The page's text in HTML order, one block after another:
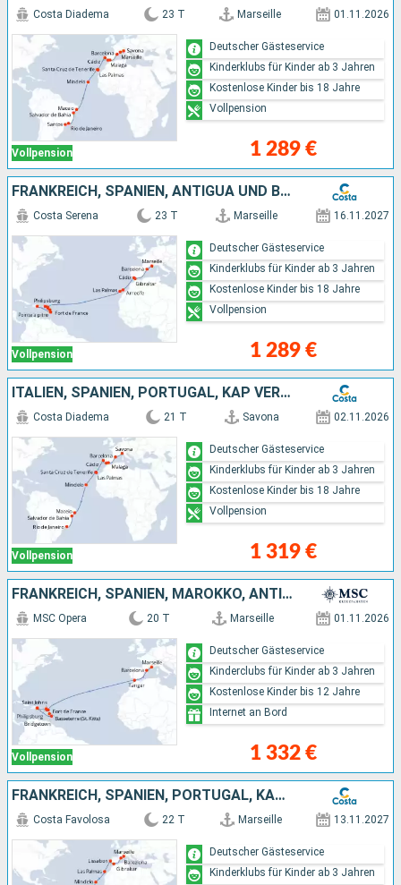
Vollpension
Costa Diadema 23 T Marseille 01.11.2026
1 289 €
Deutscher Gästeservice
Kinderklubs für Kinder ab 3 Jahren
Kostenlose Kinder bis 18 Jahre
Vollpension
FRANKREICH, SPANIEN, ANTIGUA UND BARBUDA, DOMINIKANISCHE REPUBLIK
Vollpension
Costa Serena 23 T Marseille 16.11.2027
1 289 €
Deutscher Gästeservice
Kinderklubs für Kinder ab 3 Jahren
Kostenlose Kinder bis 18 Jahre
Vollpension
ITALIEN, SPANIEN, PORTUGAL, KAP VERDE, BRASILIEN
Vollpension
Costa Diadema 21 T Savona 02.11.2026
1 319 €
Deutscher Gästeservice
Kinderklubs für Kinder ab 3 Jahren
Kostenlose Kinder bis 18 Jahre
Vollpension
FRANKREICH, SPANIEN, MAROKKO, ANTIGUA UND BARBUDA, DOMINIKANISCHE REPUBLIK, BARBADOS
Vollpension
MSC Opera 20 T Marseille 01.11.2026
1 332 €
Deutscher Gästeservice
Kinderclubs für Kinder ab 3 Jahren
Kostenlose Kinder bis 12 Jahre
Internet an Bord
FRANKREICH, SPANIEN, PORTUGAL, KAP VERDE, BRASILIEN, ARGENTINIEN
Costa Favolosa 22 T Marseille 13.11.2027
Deutscher Gästeservice
Kinderklubs für Kinder ab 3 Jahren